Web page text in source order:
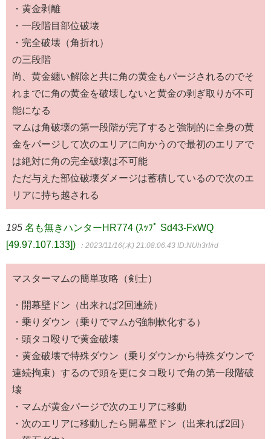
・黄金剥離
・一段階目部位破壊
・完全破壊（角折れ）
の三段階
尚、黄金纏い解除と共に角の黄金もパージされるのでそ
れまでに角の黄金を破壊しないと黄金の剥ぎ取りが不可
能になる
マムは角破壊の第一段階が完了すると強制的に全身の黄
金をパージして次のエリアに向かうので最初のエリアで
は絶対に角の完全破壊は不可能
ただ与えた部位破壊ダメージは蓄積しているので次のエ
リアに持ち越される
195 名も無きハンターHR774 (ｽｯﾌﾟ Sd43-FxWQ
[49.97.107.133])
：2023/11/16(木) 21:08:06.43 ID:NUh3rI/rd
マスターマムの簡単攻略（剣士）
・開幕壁ドン（出来れば2回連続）
・乗りダウン（乗りでマムが強制軟化する）
・頭タコ殴りで黄金破壊
・黄金破壊で特殊ダウン（乗りダウンから特殊ダウンで
連続拘束）するので頭を更にタコ殴りで角の第一段階破
壊
・マムが黄金パージで次のエリアに移動
・次のエリアに移動したら開幕壁ドン（出来れば2回）